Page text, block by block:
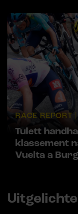
RACE REPORT |
Tulett
klassement
Vuelta a